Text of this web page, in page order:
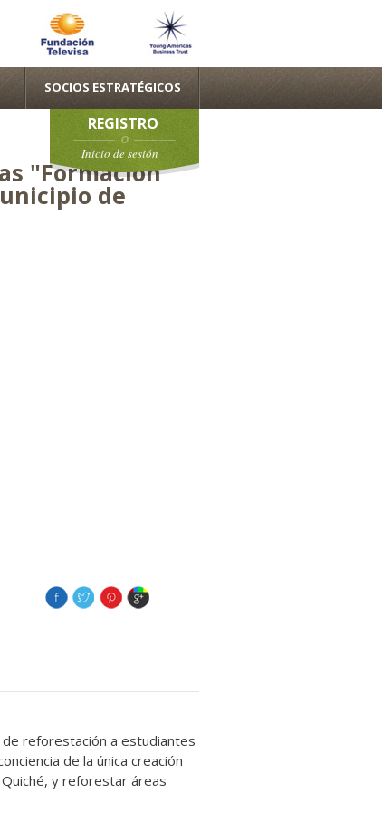
SOCIOS ESTRATÉGICOS
REGISTRO
Inicio de sesión
"Formación
de
reforestación a estudiantes
de la única creación
y reforestar áreas